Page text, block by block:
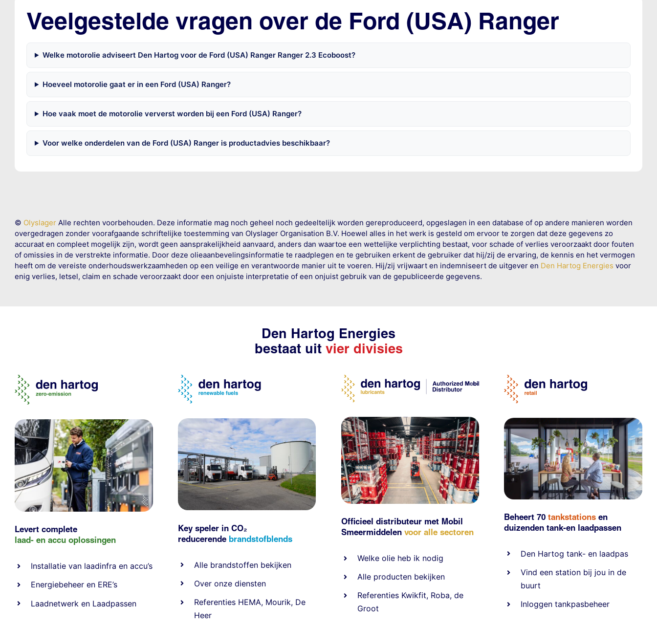
Veelgestelde vragen over de Ford (USA) Ranger
Welke motorolie adviseert Den Hartog voor de Ford (USA) Ranger Ranger 2.3 Ecoboost?
Hoeveel motorolie gaat er in een Ford (USA) Ranger?
Hoe vaak moet de motorolie ververst worden bij een Ford (USA) Ranger?
Voor welke onderdelen van de Ford (USA) Ranger is productadvies beschikbaar?
© OlyslagerAlle rechten voorbehouden. Deze informatie mag noch geheel noch gedeeltelijk worden gereproduceerd, opgeslagen in een database of op andere manieren worden
overgedragen zonder voorafgaande schriftelijke toestemming van Olyslager Organisation B.V. Hoewel alles in het werk is gesteld om ervoor te zorgen dat deze gegevens zo
accuraat en compleet mogelijk zijn, wordt geen aansprakelijkheid aanvaard, anders dan waartoe een wettelijke verplichting bestaat, voor schade of verlies veroorzaakt door fouten
of omissies in de verstrekte informatie. Door deze olieaanbevelingsinformatie te raadplegen en te gebruiken erkent de gebruiker dat hij/zij de ervaring, de kennis en het vermogen
heeft om de vereiste onderhoudswerkzaamheden op een veilige en verantwoorde manier uit te voeren. Hij/zij vrijwaart en indemniseert de uitgever en Den Hartog Energies voor
enig verlies, letsel, claim en schade veroorzaakt door een onjuiste interpretatie of een onjuist gebruik van de gepubliceerde gegevens.
Den Hartog Energies
bestaat uit vier divisies
Levert complete
laad- en accu oplossingen
Installatie van laadinfra en accu’s
Energiebeheer en ERE’s
Laadnetwerk en Laadpassen
Key speler in CO₂
reducerende brandstofblends
Alle brandstoffen bekijken
Over onze diensten
Referenties HEMA, Mourik, De
Heer
Officieel distributeur met Mobil
Smeermiddelen voor alle sectoren
Welke olie heb ik nodig
Alle producten bekijken
Referenties Kwikfit, Roba, de
Groot
Beheert 70tankstationsen
duizendentank-en laadpassen
Den Hartog tank- en laadpas
Vind een station bij jou in de
buurt
Inloggen tankpasbeheer